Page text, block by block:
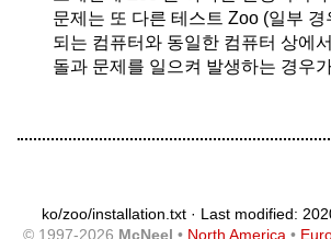
문제는 또 다른 테스트 Zoo (일부 경
되는 컴퓨터와 동일한 컴퓨터 상에
돌과 문제를 일으켜 발생하는 경우
ko/zoo/installation.txt · Last modified:
© 1997-2026 McNeel • North America •